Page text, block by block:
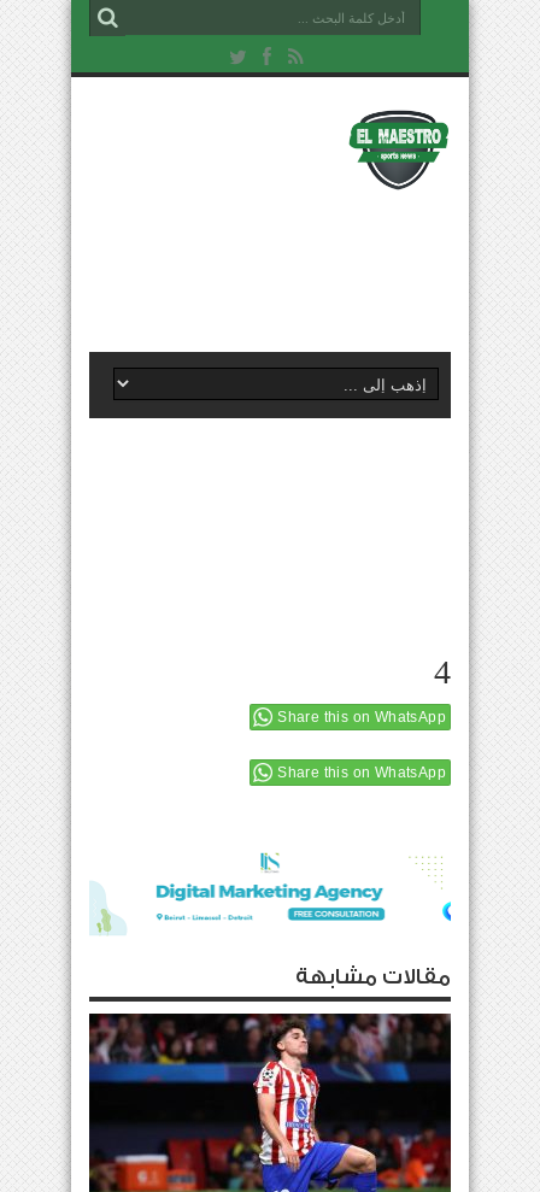
4
Share this on WhatsApp
Share this on WhatsApp
مقالات مشابهة